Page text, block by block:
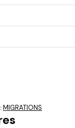
MIGRATIONS